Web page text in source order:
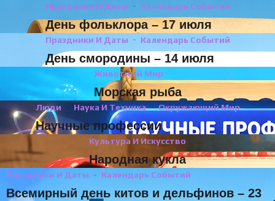
Праздники И Даты Календарь Событий
День фольклора – 17 июля
Праздники И Даты Календарь Событий
День смородины – 14 июля
Животный Мир
Морская рыба
Люди Наука И Техника Окружающий Мир
Научные профессии
Культура И Искусство
Народная кукла
Праздники И Даты Календарь Событий
Всемирный день китов и дельфинов – 23